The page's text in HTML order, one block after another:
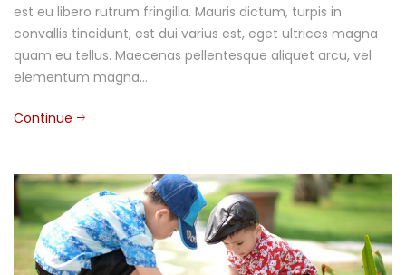
est eu libero rutrum fringilla. Mauris dictum, turpis in
convallis tincidunt, est dui varius est, eget ultrices magna
quam eu tellus. Maecenas pellentesque aliquet arcu, vel
elementum magna…
Continue